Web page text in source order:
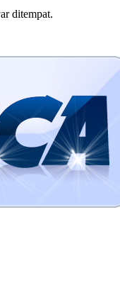
ditempat.